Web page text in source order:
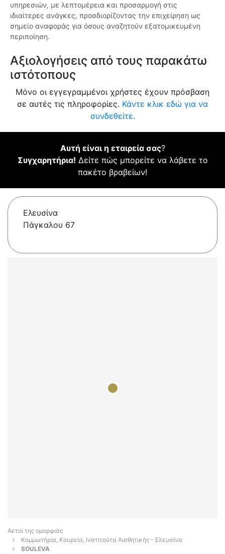
υπηρεσιών, με λεπτομέρεια και προσαρμογή στις
ιδιαίτερες ανάγκες, προσδιορίζοντας την επιχείρηση ως
σημείο αναφοράς για όσους αναζητούν εξατομικευμένη
περιποίηση.
Αξιολογήσεις από τους παρακάτω
ιστότοπους
Μόνο οι εγγεγραμμένοι χρήστες έχουν πρόσβαση
σε αυτές τις πληροφορίες. Κάντε κλικ εδώ για να
συνδεθείτε.
Αυτή είναι η εταιρεία σας?
Συγχαρητήρια! Δείτε πώς μπορείτε να λάβετε το
πακέτο βραβείων!
Ελευσίνα
Πάγκαλου 67
Αετοί της ομορφιάς
Κομμωτήρια, Κουρεία, Ινστιτούτα Αισθητικής - Ελευσίνα
SOULEVA